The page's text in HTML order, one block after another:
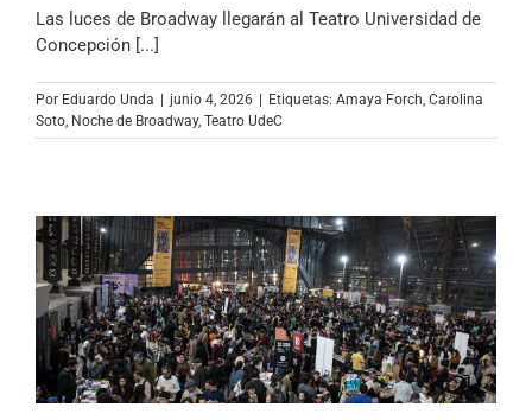
Las luces de Broadway llegarán al Teatro Universidad de
Concepción [...]
Por Eduardo Unda | junio 4, 2026 | Etiquetas: Amaya Forch Carolina
Soto Noche de Broadway, Teatro UdeC